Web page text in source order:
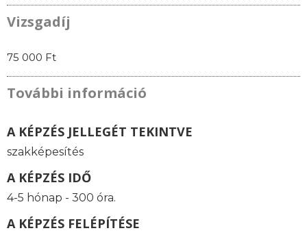
Vizsgadíj
75 000 Ft
További információ
A KÉPZÉS JELLEGÉT TEKINTVE
szakképesítés
A KÉPZÉS IDŐ
4-5 hónap - 300 óra.
A KÉPZÉS FELÉPÍTÉSE